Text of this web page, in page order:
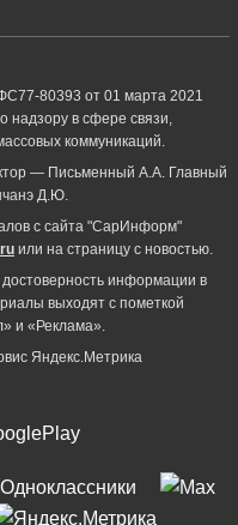
80393 от 01 марта 2021
надзору в сфере связи,
коммуникаций.
— Письменный А.А. Главный
Д.Ю.
с сайта "СарИнформ"
или на страницу с новостью.
достоверность информации в
выходят с пометкой
и «Реклама».
Яндекс.Метрика